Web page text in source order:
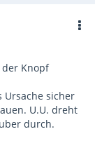
Knopf
sicher
U.U. dreht
durch.